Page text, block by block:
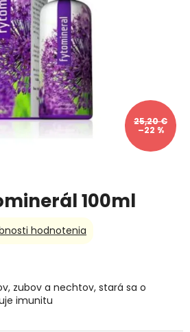
25,20 €
–22 %
100ml
zubov a nechtov, stará sa o
imunitu
hodnotenia